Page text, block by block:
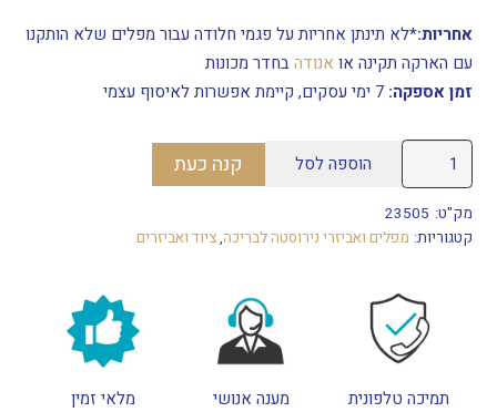
₪3,400.
₪3,300. אחריות:*לא תינתן אחריות על פגמי חלודה עבור מפלים שלא הותקנו
עם הארקה תקינה או אנודהבחדר מכונות
זמן אספקה:7 ימי עסקים, קיימת אפשרות לאיסוף עצמי
כמות
של
מפל
נירוסטה
הוספה לסל קנה כעת
מק"ט: 23505
קטגוריות: מפלים ואביזרי נירוסטה לבריכה,ציוד ואביזרים
תמיכה טלפונית מענה אנושי מלאי זמין